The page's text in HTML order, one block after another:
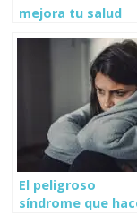
mejora tu salud
El peligroso
síndrome que